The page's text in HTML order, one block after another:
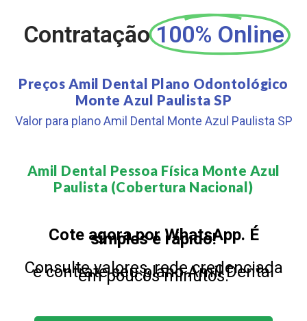
Contratação 100% Online
Preços Amil Dental Plano Odontológico
Monte Azul Paulista SP
Valor para plano Amil Dental Monte Azul Paulista SP
Amil Dental Pessoa Física Monte Azul
Paulista (Cobertura Nacional)​
Cote agora por WhatsApp. É
simples e rápido!
Consulte valores, rede credenciada
e contrate seu plano Amil Dental
em poucos minutos.